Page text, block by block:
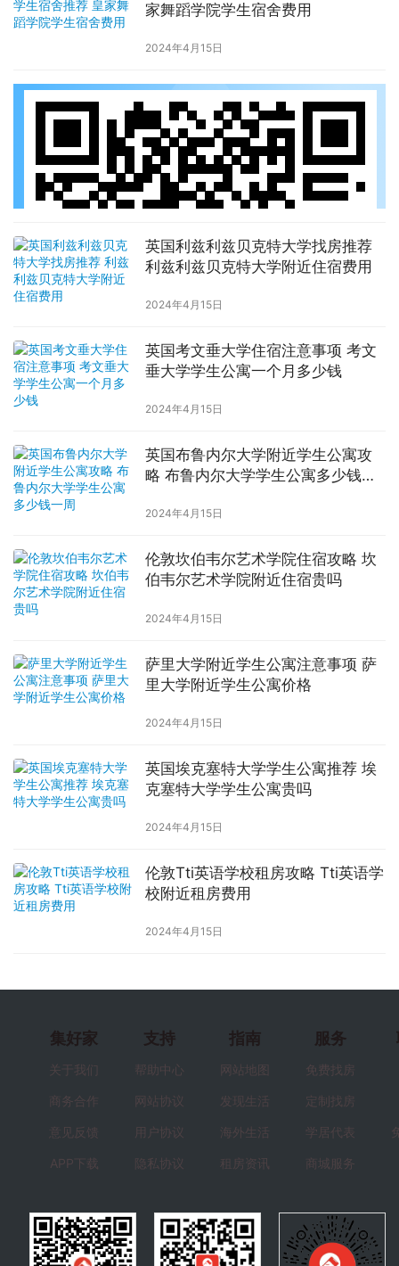
家舞蹈学院学生宿舍费用
2024年4月15日
英国利兹利兹贝克特大学找房推荐
利兹利兹贝克特大学附近住宿费用
2024年4月15日
英国考文垂大学住宿注意事项 考文
垂大学学生公寓一个月多少钱
2024年4月15日
英国布鲁内尔大学附近学生公寓攻
略 布鲁内尔大学学生公寓多少钱一
2024年4月15日
伦敦坎伯韦尔艺术学院住宿攻略 坎
伯韦尔艺术学院附近住宿贵吗
2024年4月15日
萨里大学附近学生公寓注意事项 萨
里大学附近学生公寓价格
2024年4月15日
英国埃克塞特大学学生公寓推荐 埃
克塞特大学学生公寓贵吗
2024年4月15日
伦敦Tti英语学校租房攻略 Tti英语学
校附近租房费用
2024年4月15日
集好家
关于我们
商务合作
意见反馈
APP下载
支持
帮助中心
网站协议
用户协议
隐私协议
指南
网站地图
发现生活
海外生活
租房资讯
服务
免费找房
定制找房
学居代表
商城服务